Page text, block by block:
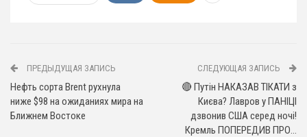
ПРЕДЫДУЩАЯ ЗАПИСЬ
Нефть сорта Brent рухнула
ниже $98 на ожиданиях мира на
Ближнем Востоке
СЛЕДУЮЩАЯ ЗАПИСЬ
🔴 Путін НАКАЗАВ ТІКАТИ з
Києва? Лавров у ПАНІЦІ
дзвонив США серед ночі!
Кремль ПОПЕРЕДИВ ПРО…